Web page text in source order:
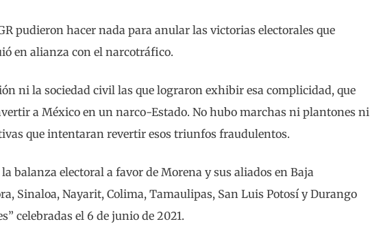
pudieron hacer nada para anular las victorias electorales que
en alianza con el narcotráfico.
ni la sociedad civil las que lograron exhibir esa complicidad, que
a México en un narco-Estado. No hubo marchas ni plantones ni
que intentaran revertir esos triunfos fraudulentos.
balanza electoral a favor de Morena y sus aliados en Baja
Sinaloa, Nayarit, Colima, Tamaulipas, San Luis Potosí y Durango
celebradas el 6 de junio de 2021.